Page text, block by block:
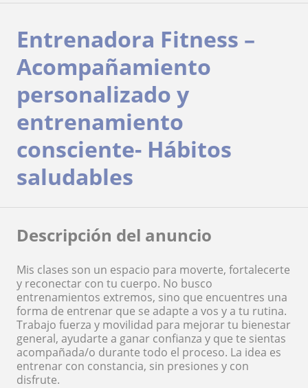
Entrenadora Fitness –
Acompañamiento
personalizado y
entrenamiento
consciente- Hábitos
saludables
Descripción del anuncio
Mis clases son un espacio para moverte, fortalecerte
y reconectar con tu cuerpo. No busco
entrenamientos extremos, sino que encuentres una
forma de entrenar que se adapte a vos y a tu rutina.
Trabajo fuerza y movilidad para mejorar tu bienestar
general, ayudarte a ganar confianza y que te sientas
acompañada/o durante todo el proceso. La idea es
entrenar con constancia, sin presiones y con
disfrute.